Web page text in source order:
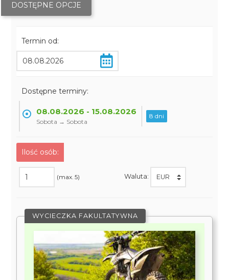
DOSTĘPNE OPCJE
Termin od:
Dostępne terminy:
08.08.2026 - 15.08.2026
Sobota → Sobota
8 dni
Ilość osób:
(max. 5) Waluta:
WYCIECZKA FAKULTATYWNA